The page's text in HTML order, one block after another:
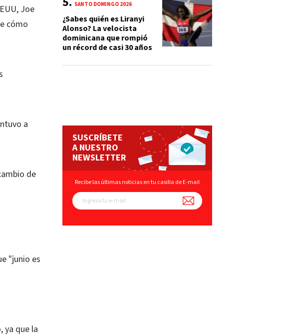
Joe
cómo
a
de
"junio es
ya que la
SANTO DOMINGO 2026
¿Sabes quién es Liranyi
Alonso? La velocista
dominicana que rompió
un récord de casi 30 años
SUSCRÍBETE
A NUESTRO
NEWSLETTER
Recibe las últimas noticias en tu casilla de E-mail